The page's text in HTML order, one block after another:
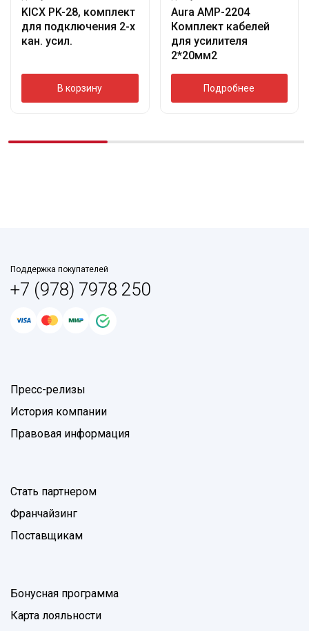
KICX PK-28, комплект
для подключения 2-х
кан. усил.
В корзину
Aura AMP-2204
Комплект кабелей
для усилителя
2*20мм2
Подробнее
Поддержка покупателей
+7 (978) 7978 250
Пресс-релизы
История компании
Правовая информация
Стать партнером
Франчайзинг
Поставщикам
Бонусная программа
Карта лояльности